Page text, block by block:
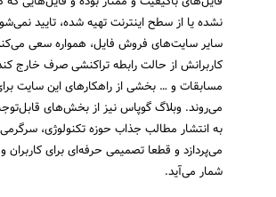
نشده یا از سطح اینترنت تهیه شده، تایید
سایر سایت‌های فروش فایل، همواره سعی می‌کند
کاربرانش از حالت رابطه تراکنشی صرف خارج
مسابقات و … بخشی از راهکارهای این سایت
می‌روند. وبلاگ گوپاس نیز از بخش‌های
به انتشار مطالب جذاب حوزه تکنولوژی،
می‌پردازد و قطعا تصمیمی حرفه‌ای برای
شمار می‌آید.